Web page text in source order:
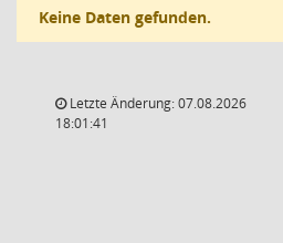
Keine Daten gefunden.
Letzte Änderung: 07.08.2026
18:01:41